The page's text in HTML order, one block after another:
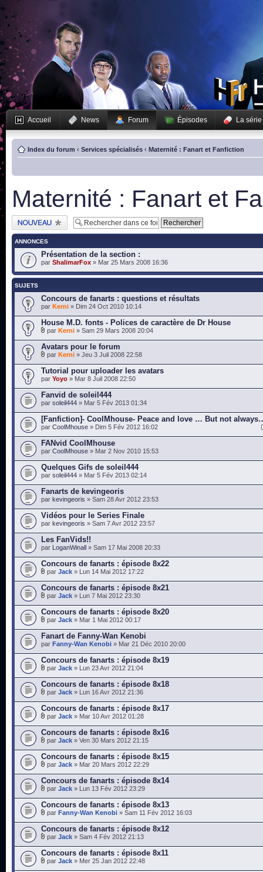
Accueil News Forum Épisodes La série
Index du forum ‹ Services spécialisés ‹ Maternité : Fanart et Fanfiction
Maternité : Fanart et
Publier un nouveau
sujet
ANNONCES
Présentation de la section :
par ShalimarFox » Mar 25 Mars 2008 16:36
SUJETS
Concours de fanarts : questions et résultats
par Kerni » Dim 24 Oct 2010 10:14
House M.D. fonts - Polices de caractère de Dr House
par Kerni » Sam 29 Mars 2008 20:04
Avatars pour le forum
par Kerni » Jeu 3 Juil 2008 22:58
Tutorial pour uploader les avatars
par Yoyo » Mar 8 Juil 2008 22:50
Fanvid de soleil444
par soleil444 » Mar 5 Fév 2013 01:34
[Fanfiction]- CoolMhouse- Peace and love … But not
par CoolMhouse » Dim 5 Fév 2012 16:02
FANvid CoolMhouse
par CoolMhouse » Mar 2 Nov 2010 15:53
Quelques Gifs de soleil444
par soleil444 » Mar 5 Fév 2013 02:14
Fanarts de kevingeoris
par kevingeoris » Sam 28 Avr 2012 23:53
Vidéos pour le Series Finale
par kevingeoris » Sam 7 Avr 2012 23:57
Les FanVids!!
par LoganWinall » Sam 17 Mai 2008 20:33
Concours de fanarts : épisode 8x22
par Jack » Lun 14 Mai 2012 17:22
Concours de fanarts : épisode 8x21
par Jack » Lun 7 Mai 2012 23:30
Concours de fanarts : épisode 8x20
par Jack » Mar 1 Mai 2012 00:17
Fanart de Fanny-Wan Kenobi
par Fanny-Wan Kenobi » Mar 21 Déc 2010 20:00
Concours de fanarts : épisode 8x19
par Jack » Lun 23 Avr 2012 21:04
Concours de fanarts : épisode 8x18
par Jack » Lun 16 Avr 2012 21:36
Concours de fanarts : épisode 8x17
par Jack » Mar 10 Avr 2012 01:28
Concours de fanarts : épisode 8x16
par Jack » Ven 30 Mars 2012 21:15
Concours de fanarts : épisode 8x15
par Jack » Mar 20 Mars 2012 22:29
Concours de fanarts : épisode 8x14
par Jack » Lun 13 Fév 2012 23:29
Concours de fanarts : épisode 8x13
par Fanny-Wan Kenobi » Sam 11 Fév 2012 16:03
Concours de fanarts : épisode 8x12
par Jack » Sam 4 Fév 2012 21:13
Concours de fanarts : épisode 8x11
par Jack » Mer 25 Jan 2012 22:48